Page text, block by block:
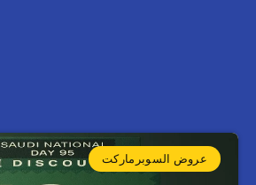
عروض السوبرماركت